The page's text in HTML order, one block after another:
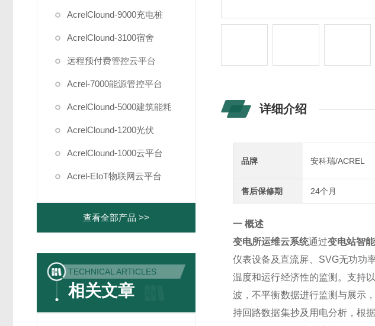
AcrelClound-9000充电桩
AcrelClound-3100宿舍
远程预付费管控云平台
Acrel-7000能源管控平台
AcrelClound-5000建筑能耗
AcrelClound-1200光伏
AcrelClound-1000云平台
Acrel-EIoT物联网云平台
查看全部产品 >>
TECHNICAL ARTICLES
相关文章
详细介绍
品牌 安科瑞/ACREL
售后保修期 24个月
一 概述
变电所运维云系统通过变电站智
仪表设备及直流屏、SVG无功功
温度和运行经济性的监测。支持
波，不平衡数据进行监测与展示
持回路数据集抄及用电分析，根